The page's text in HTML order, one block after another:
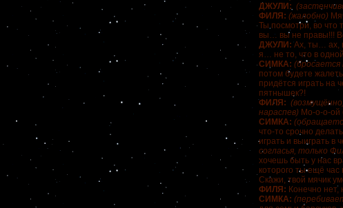
ДЖУЛИ:
ФИЛЯ: (жалобно)
Ты посмотри, во
вы… вы не правы!!!
ДЖУЛИ: Ах, ты… ах,
я… не то, что в
СИМКА: (бросается
потом будете
придётся играть на
пятнышек?!
ФИЛЯ:
нараспев) Мо-о-о-ой
СИМКА:
что-то срочно
играть и выиграть в
согласья, только
хочешь быть у нас
которого ты ещё час
Скажи, твой мячик
ФИЛЯ: Конечно
СИМКА: